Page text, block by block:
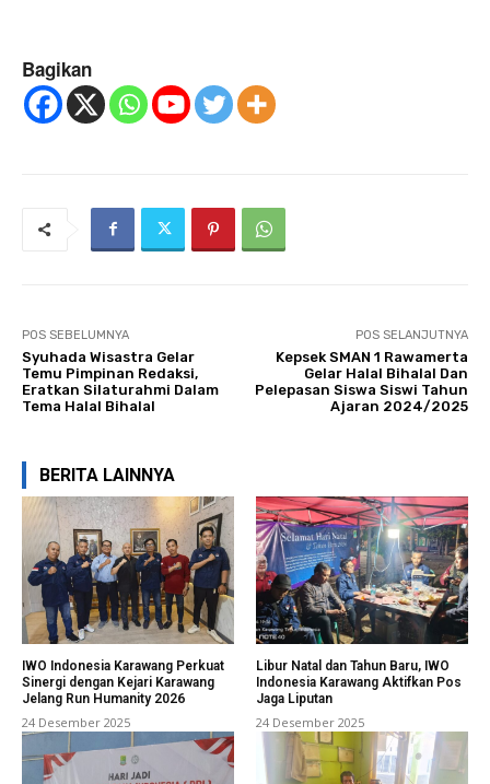
Bagikan
POS SEBELUMNYA
Syuhada Wisastra Gelar
Temu Pimpinan Redaksi,
Eratkan Silaturahmi Dalam
Tema Halal Bihalal
POS SELANJUTNYA
Kepsek SMAN 1 Rawamerta
Gelar Halal Bihalal Dan
Pelepasan Siswa Siswi Tahun
Ajaran 2024/2025
BERITA LAINNYA
IWO Indonesia Karawang Perkuat
Sinergi dengan Kejari Karawang
Jelang Run Humanity 2026
24 Desember 2025
Libur Natal dan Tahun Baru, IWO
Indonesia Karawang Aktifkan Pos
Jaga Liputan
24 Desember 2025